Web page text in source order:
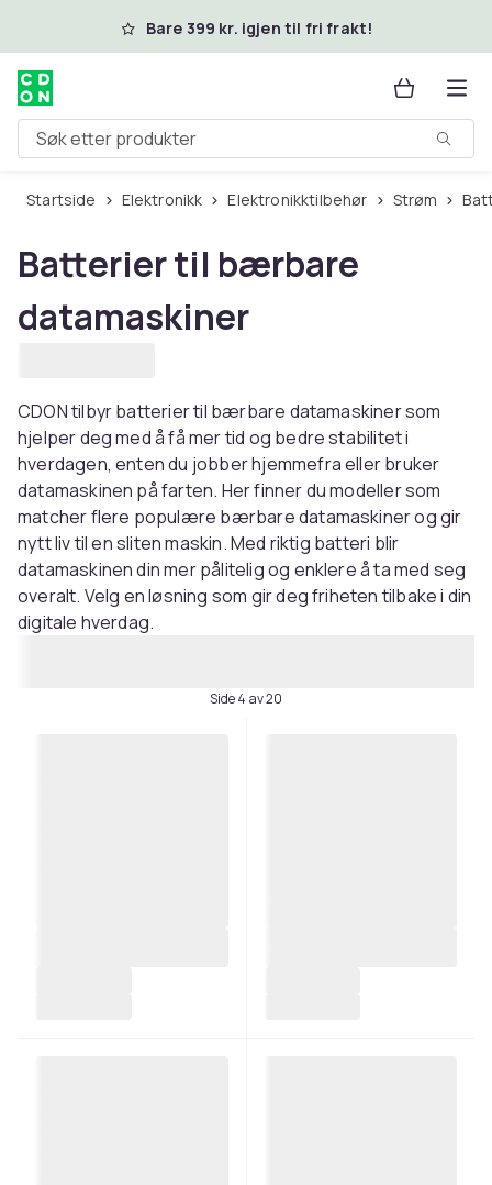
Hopp til hovedinnholdBare 399 kr. igjen til fri frakt!
Søk etter produkter
Startside Elektronikk Elektronikktilbehør Strøm
Batterier til bærbare
datamaskiner
CDON tilbyr batterier til bærbare datamaskiner som
hjelper deg med å få mer tid og bedre stabilitet i
hverdagen, enten du jobber hjemmefra eller bruker
datamaskinen på farten. Her finner du modeller som
matcher flere populære bærbare datamaskiner og gir
nytt liv til en sliten maskin. Med riktig batteri blir
datamaskinen din mer pålitelig og enklere å ta med seg
overalt. Velg en løsning som gir deg friheten tilbake i din
digitale hverdag.
Side 4 av 20